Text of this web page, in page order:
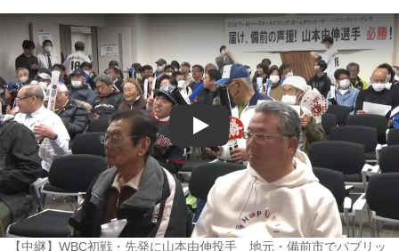
Play
【中継】WBC初戦・先発に山本由伸投手 地元・備前市でパブリッ